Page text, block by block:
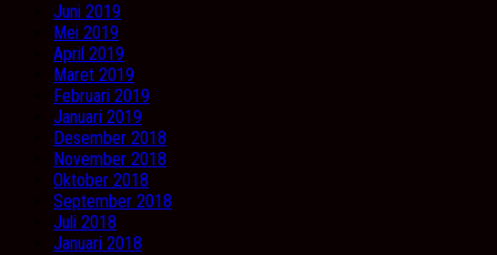
Juni 2019
Mei 2019
April 2019
Maret 2019
Februari 2019
Januari 2019
Desember 2018
November 2018
Oktober 2018
September 2018
Juli 2018
Januari 2018